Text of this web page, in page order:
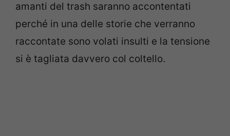
amanti del trash saranno accontentati
perché in una delle storie che verranno
raccontate sono volati insulti e la tensione
si è tagliata davvero col coltello.